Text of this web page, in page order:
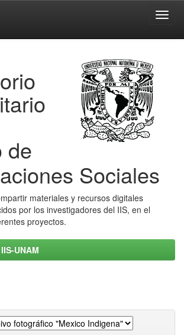
de
Sociales
materiales y recursos digitales
por los investigadores del IIS, en el
proyectos.
UNAM